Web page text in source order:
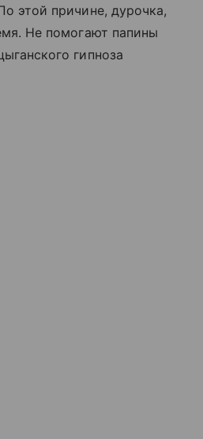
этой причине, дурочка,
Не помогают папины
гипноза